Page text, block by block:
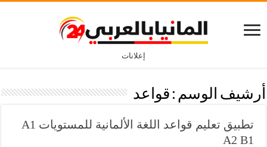
إعلانات
أرشيف الوسم : قواعد
تطبيق تعليم قواعد اللغة الألمانية للمستويات A1
A2 B1